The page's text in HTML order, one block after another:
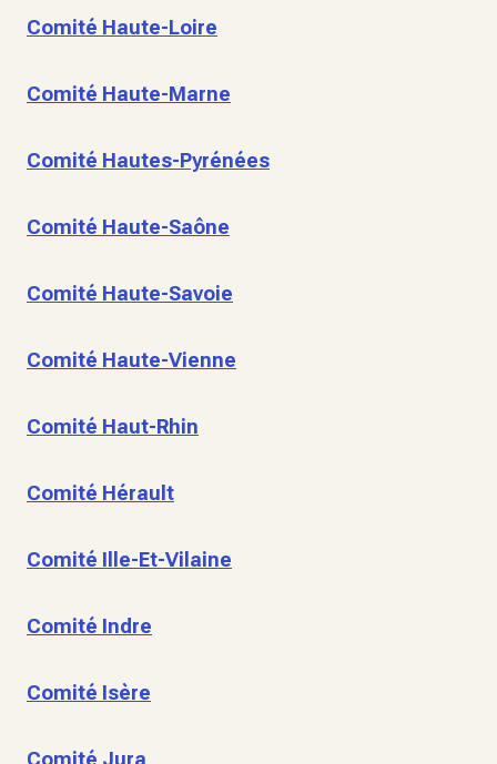
Comité Haute-Loire
Comité Haute-Marne
Comité Hautes-Pyrénées
Comité Haute-Saône
Comité Haute-Savoie
Comité Haute-Vienne
Comité Haut-Rhin
Comité Hérault
Comité Ille-Et-Vilaine
Comité Indre
Comité Isère
Comité Jura